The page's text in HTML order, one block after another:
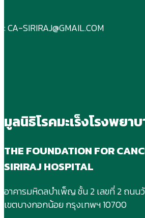
: CA-SIRIRAJ@GMAIL.COM
มูลนิธิโรคมะเร็งโรงพยา
THE FOUNDATION FOR
SIRIRAJ HOSPITAL
อาคารมหิดลบําเพ็ญ ชั้น 2 เลขที่ 2 ถนน
เขตบางกอกน้อย กรุงเทพฯ 10700